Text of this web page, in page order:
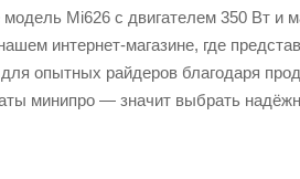
Mi626 с двигателем 350 Вт и
интернет-магазине, где
опытных райдеров благодаря
минипро — значит выбрать